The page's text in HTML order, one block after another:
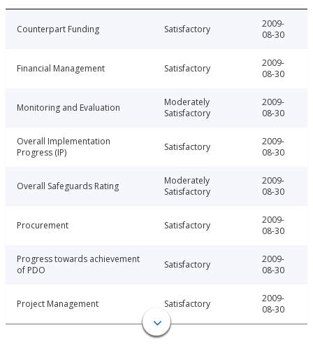
Counterpart Funding Satisfactory
2009-
08-30
Financial Management Satisfactory
2009-
08-30
Monitoring and Evaluation
Moderately
Satisfactory
2009-
08-30
Overall Implementation
Progress (IP)
Satisfactory
2009-
08-30
Overall Safeguards Rating
Moderately
Satisfactory
2009-
08-30
Procurement Satisfactory
2009-
08-30
Progress towards achievement
of PDO
Satisfactory
2009-
08-30
Project Management Satisfactory
2009-
08-30